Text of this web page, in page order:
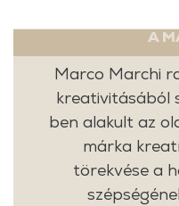
A
Marco Marchi
kreativitásából
ben alakult az
márka
törekvése a